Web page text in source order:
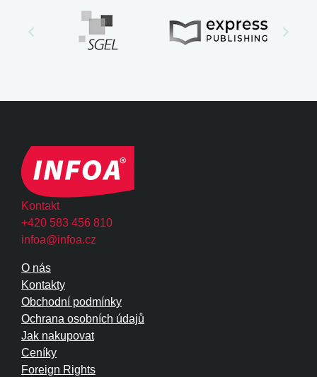
Kontakt
+420 583 456 810
infoa@infoa.cz
O nás
Kontakty
Obchodní podmínky
Ochrana osobních údajů
Jak nakupovat
Ceníky
Foreign Rights